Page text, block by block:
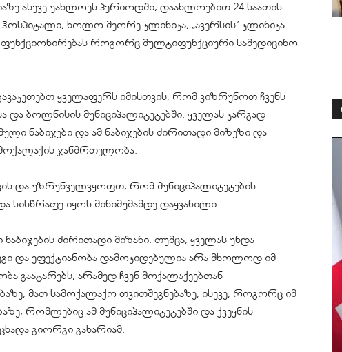
ასევე უახლოეს პერიოდში, დაახლოებით 24 საათის
ჰოსპიტალი, ხოლო მეორე კლინიკა, „ავერსის“ კლინიკა
როგორც მულტიფუნქციური სამედიცინო
ყველაფერს იმისთვის, რომ ვიზრუნოთ ჩვენს
ბოლნისის მუნიციპალიტეტებში. ყველას კარგად
ნაბიჯები და ამ ნაბიჯების ძირითადი მიზეზი და
ჯანმრთელობა.
და უზრუნველვყოფთ, რომ მუნიციპალიტეტების
სისწრაფე იყოს მინიმუმამდე დაყვანილი.
ნაბიჯების ძირითადი მიზანი. თუმცა, ყველას უნდა
და ეფექტიანობა დამოკიდებულია არა მხოლოდ იმ
გაატარებს, არამედ ჩვენ მოქალაქეებთან
მათ სამოქალაქო თვითშეგნებაზე, ისევე, როგორც იმ
რომლებიც ამ მუნიციპალიტეტებში და ქვეყნის
გიორგი გახარიამ.